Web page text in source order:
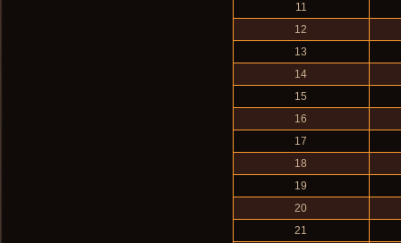
11
12
13
14
15
16
17
18
19
20
21